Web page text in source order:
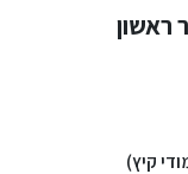
ראשון